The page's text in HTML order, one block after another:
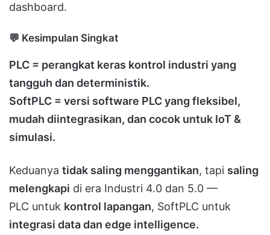
dashboard.
💬 Kesimpulan Singkat
PLC = perangkat keras kontrol industri yang
tangguh dan deterministik.
SoftPLC = versi software PLC yang fleksibel,
mudah diintegrasikan, dan cocok untuk IoT &
simulasi.
Keduanya tidak saling menggantikan, tapi saling
melengkapi di era Industri 4.0 dan 5.0 —
PLC untuk kontrol lapangan, SoftPLC untuk
integrasi data dan edge intelligence.